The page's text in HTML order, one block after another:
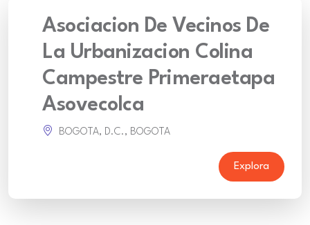
Asociacion De Vecinos De
La Urbanizacion Colina
Campestre Primeraetapa
Asovecolca
BOGOTA, D.C., BOGOTA
Explora